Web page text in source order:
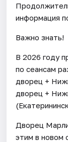
информация
Важно знать!
В 2026 году
по сеансам
дворец +
дворец +
Дворец
этим в новом